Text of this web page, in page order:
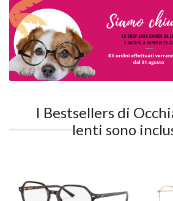
I Bestsellers di
lenti sono